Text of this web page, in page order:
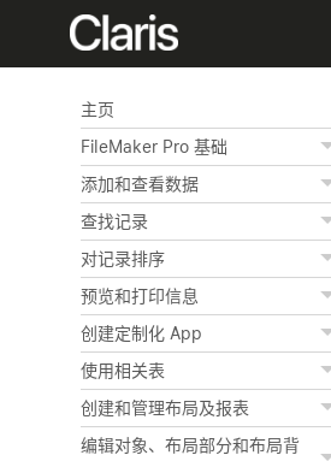
主页
FileMaker Pro 基础
添加和查看数据
查找记录
对记录排序
预览和打印信息
创建定制化 App
使用相关表
创建和管理布局及报表
编辑对象、布局部分和布局背